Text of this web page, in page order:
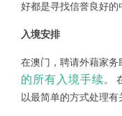
好都是寻找信誉良好的
入境安排
在澳门，聘请外藉家
的所有入境手续。
以最简单的方式处理有